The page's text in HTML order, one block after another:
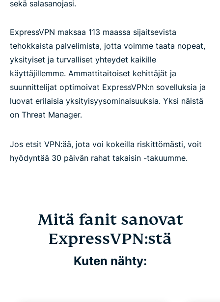
sekä salasanojasi.
ExpressVPN maksaa 113 maassa sijaitsevista
tehokkaista palvelimista, jotta voimme taata nopeat,
yksityiset ja turvalliset yhteydet kaikille
käyttäjillemme. Ammattitaitoiset kehittäjät ja
suunnittelijat optimoivat ExpressVPN:n sovelluksia ja
luovat erilaisia yksityisyysominaisuuksia. Yksi näistä
on Threat Manager.
Jos etsit VPN:ää, jota voi kokeilla riskittömästi, voit
hyödyntää 30 päivän rahat takaisin -takuumme.
Mitä fanit sanovat
ExpressVPN:stä
Kuten nähty: